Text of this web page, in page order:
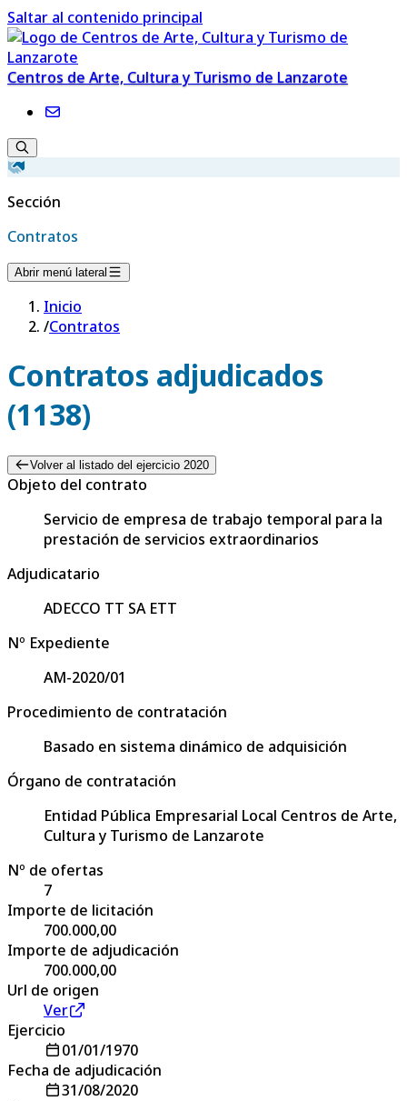
Saltar al contenido principal
Centros de Arte, Cultura y Turismo de Lanzarote
Sección
Contratos
Abrir menú lateral
Inicio
/Contratos
Contratos adjudicados
(1138)
Volver al listado del ejercicio 2020
Objeto del contrato
Servicio de empresa de trabajo temporal para la
prestación de servicios extraordinarios
Adjudicatario
ADECCO TT SA ETT
Nº Expediente
AM-2020/01
Procedimiento de contratación
Basado en sistema dinámico de adquisición
Órgano de contratación
Entidad Pública Empresarial Local Centros de Arte,
Cultura y Turismo de Lanzarote
Nº de ofertas
7
Importe de licitación
700.000,00
Importe de adjudicación
700.000,00
Url de origen
Ver
Ejercicio
01/01/1970
Fecha de adjudicación
31/08/2020